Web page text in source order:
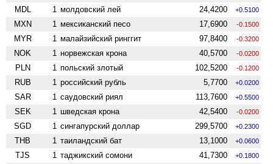
MDL 1 молдовский лей 24,4200 +0.5100
MXN 1 мексиканский песо 17,6900 -0.1500
MYR 1 малайзийский ринггит 97,8400 -0.3200
NOK 1 норвежская крона 40,5700 -0.0200
PLN 1 польский злотый 102,5200 -0.1200
RUB 1 российский рубль 5,7700 +0.0200
SAR 1 саудовский риял 113,7600 +0.5500
SEK 1 шведская крона 42,5400 -0.0200
SGD 1 сингапурский доллар 299,5700 +0.2300
THB 1 таиландский бат 13,1000 +0.0600
TJS 1 таджикский сомони 41,7300 +0.1800